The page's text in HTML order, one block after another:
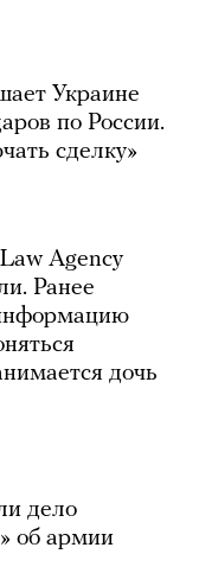
Украине
по России.
сделку»
Agency
Ранее
дочь
дело
об армии